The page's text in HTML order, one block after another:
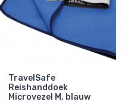
TravelSafe
Reishanddoek
Microvezel M, blauw